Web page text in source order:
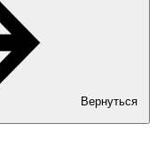
Вернуться